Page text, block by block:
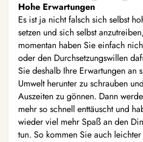
Hohe Erwartungen
Es ist ja nicht falsch sich selbst
setzen und sich selbst
momentan haben Sie einfach
oder den Durchsetzungswillen
Sie deshalb Ihre Erwartungen an
Umwelt herunter zu schrauben
Auszeiten zu gönnen. Dann
mehr so schnell enttäuscht und
wieder viel mehr Spaß an den
tun. So kommen Sie auch